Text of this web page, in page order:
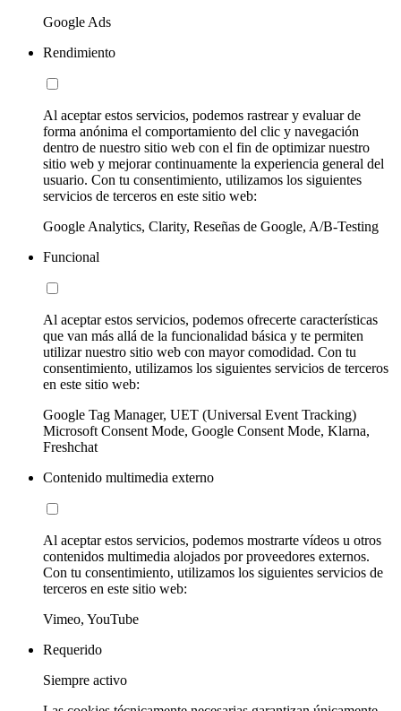
Google Ads
Rendimiento
Al aceptar estos servicios, podemos rastrear y evaluar de
forma anónima el comportamiento del clic y navegación
dentro de nuestro sitio web con el fin de optimizar nuestro
sitio web y mejorar continuamente la experiencia general del
usuario. Con tu consentimiento, utilizamos los siguientes
servicios de terceros en este sitio web:
Google Analytics, Clarity, Reseñas de Google, A/B-Testing
Funcional
Al aceptar estos servicios, podemos ofrecerte características
que van más allá de la funcionalidad básica y te permiten
utilizar nuestro sitio web con mayor comodidad. Con tu
consentimiento, utilizamos los siguientes servicios de terceros
en este sitio web:
Google Tag Manager, UET (Universal Event Tracking)
Microsoft Consent Mode, Google Consent Mode, Klarna,
Freshchat
Contenido multimedia externo
Al aceptar estos servicios, podemos mostrarte vídeos u otros
contenidos multimedia alojados por proveedores externos.
Con tu consentimiento, utilizamos los siguientes servicios de
terceros en este sitio web:
Vimeo, YouTube
Requerido
Siempre activo